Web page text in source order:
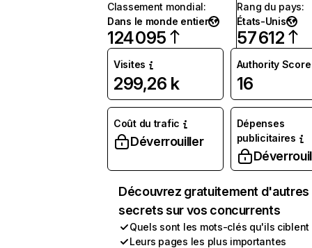
Classement mondial:
Dans le monde entier
124 095
Rang du pays:
États-Unis
57 612
Visites
299,26 k
Authority Score
16
Coût du trafic
Déverrouiller
Dépenses
publicitaires
Découvrez gratuitement d'autres
secrets sur vos concurrents
Quels sont les mots-clés qu'ils ciblent
Leurs pages les plus importantes